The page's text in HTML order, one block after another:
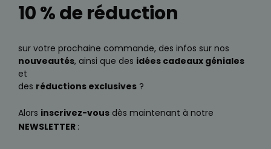
10 % de réduction
sur votre prochaine commande, des infos sur nos
nouveautés, ainsi que des idées cadeaux géniales
et
des réductions exclusives ?
Alors inscrivez-vous dès maintenant à notre
NEWSLETTER :